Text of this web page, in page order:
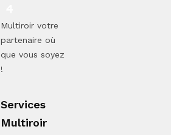
Multiroir votre
partenaire où
que vous soyez
!
Services
Multiroir